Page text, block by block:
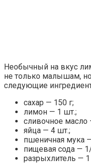
Необычный на вкус
не только малышам,
следующие
сахар — 150 г;
лимон — 1 шт.;
сливочное масло
яйца — 4 шт.;
пшеничная мука
пищевая сода —
разрыхлитель — 1